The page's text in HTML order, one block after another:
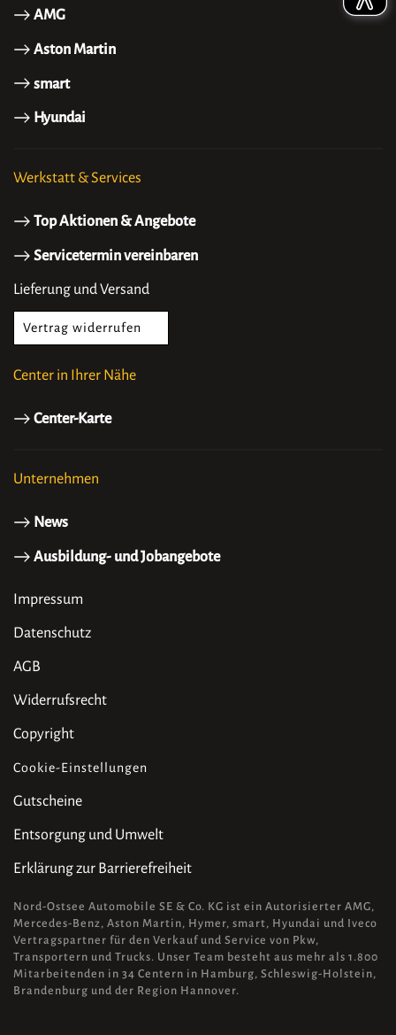
AMG
Aston Martin
smart
Hyundai
Werkstatt & Services
Top Aktionen & Angebote
Servicetermin vereinbaren
Lieferung und Versand
Vertrag widerrufen
Center in Ihrer Nähe
Center-Karte
Unternehmen
News
Ausbildung- und Jobangebote
Impressum
Datenschutz
AGB
Widerrufsrecht
Copyright
Cookie-Einstellungen
Gutscheine
Entsorgung und Umwelt
Erklärung zur Barrierefreiheit
Nord-Ostsee Automobile SE & Co. KG ist ein Autorisierter AMG,
Mercedes-Benz, Aston Martin, Hymer, smart, Hyundai und Iveco
Vertragspartner für den Verkauf und Service von Pkw,
Transportern und Trucks. Unser Team besteht aus mehr als 1.800
Mitarbeitenden in 34 Centern in Hamburg, Schleswig-Holstein,
Brandenburg und der Region Hannover.